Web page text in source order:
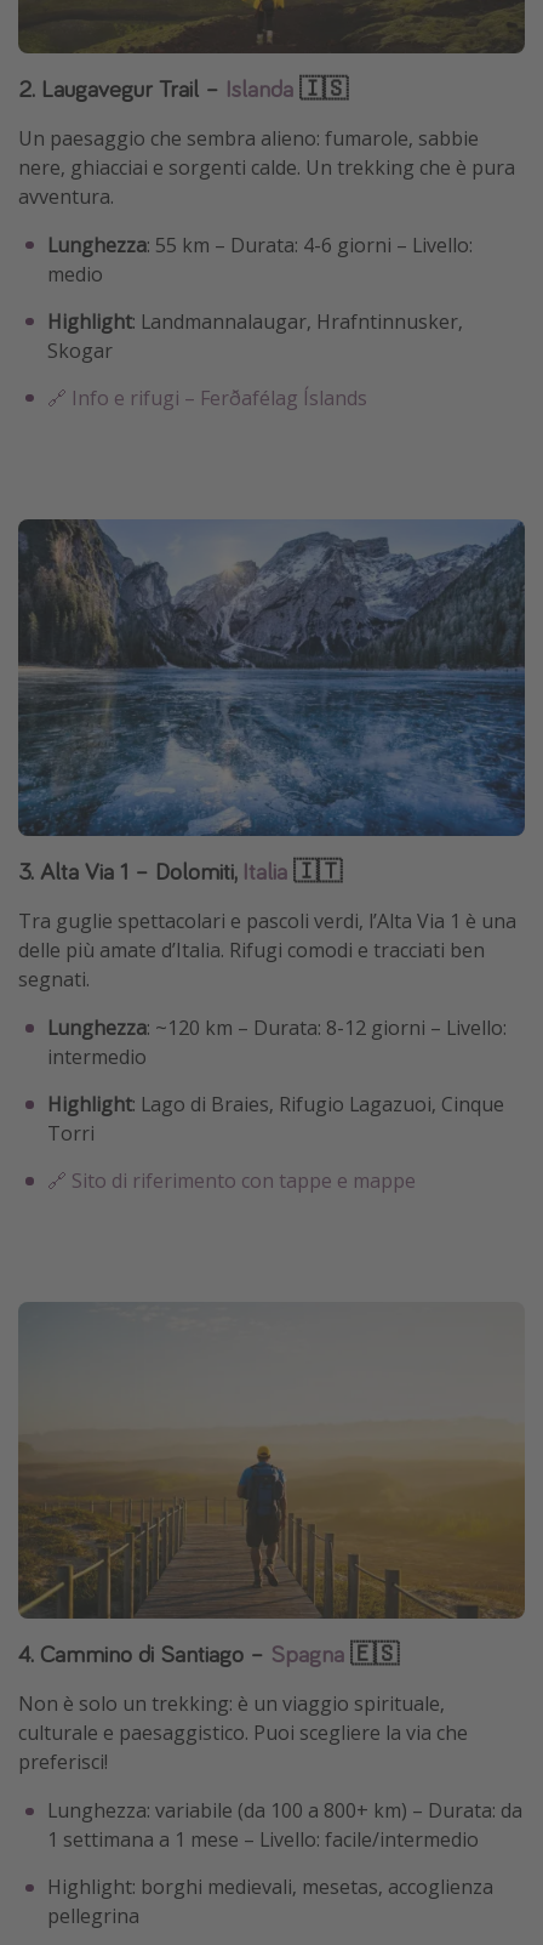
2. Laugavegur Trail – Islanda 🇮🇸
Un paesaggio che sembra alieno: fumarole, sabbie
nere, ghiacciai e sorgenti calde. Un trekking che è pura
avventura.
Lunghezza: 55 km – Durata: 4-6 giorni – Livello:
medio
Highlight: Landmannalaugar, Hrafntinnusker,
Skogar
🔗 Info e rifugi – Ferðafélag Íslands
3. Alta Via 1 – Dolomiti, Italia 🇮🇹
Tra guglie spettacolari e pascoli verdi, l’Alta Via 1 è una
delle più amate d’Italia. Rifugi comodi e tracciati ben
segnati.
Lunghezza: ~120 km – Durata: 8-12 giorni – Livello:
intermedio
Highlight: Lago di Braies, Rifugio Lagazuoi, Cinque
Torri
🔗 Sito di riferimento con tappe e mappe
4. Cammino di Santiago – Spagna 🇪🇸
Non è solo un trekking: è un viaggio spirituale,
culturale e paesaggistico. Puoi scegliere la via che
preferisci!
Lunghezza: variabile (da 100 a 800+ km) – Durata: da
1 settimana a 1 mese – Livello: facile/intermedio
Highlight: borghi medievali, mesetas, accoglienza
pellegrina